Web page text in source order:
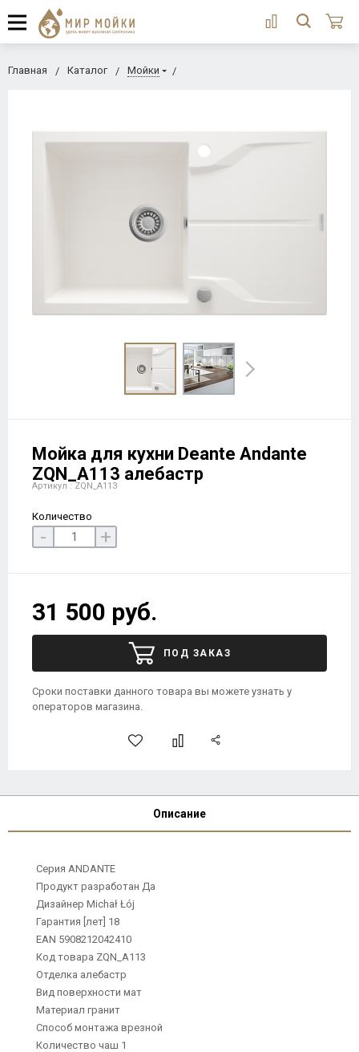
Главная Каталог Мойки
Мойка для кухни Deante Andante
ZQN_A113 алебастр
Артикул : ZQN_A113
Количество
- +
31 500 руб.
ПОД ЗАКАЗ
Сроки поставки данного товара вы можете узнать у
операторов магазина.
Описание
Серия ANDANTE
Продукт разработан Да
Дизайнер Michał Łój
Гарантия [лет] 18
EAN 5908212042410
Код товара ZQN_A113
Отделка алебастр
Вид поверхности мат
Материал гранит
Способ монтажа врезной
Количество чаш 1